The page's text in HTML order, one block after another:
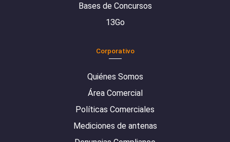
Bases de Concursos
13Go
Corporativo
Quiénes Somos
Área Comercial
Políticas Comerciales
Mediciones de antenas